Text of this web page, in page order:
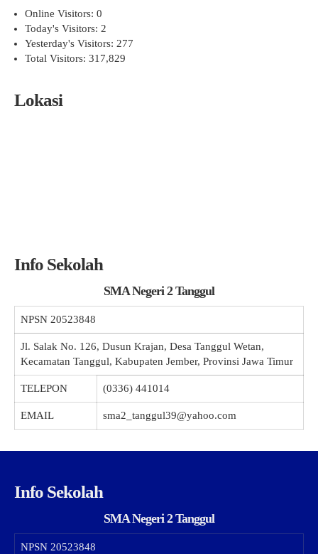
Online Visitors: 0
Today's Visitors: 2
Yesterday's Visitors: 277
Total Visitors: 317,829
Lokasi
Info Sekolah
SMA Negeri 2 Tanggul
NPSN 20523848
Jl. Salak No. 126, Dusun Krajan, Desa Tanggul Wetan,
Kecamatan Tanggul, Kabupaten Jember, Provinsi Jawa Timur
TELEPON (0336) 441014
EMAIL sma2_tanggul39@yahoo.com
Info Sekolah
SMA Negeri 2 Tanggul
NPSN 20523848